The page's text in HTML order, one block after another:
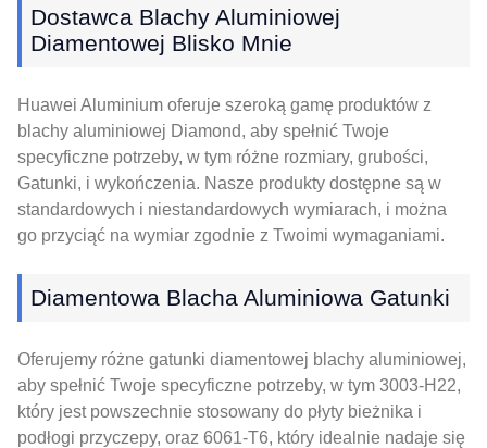
Dostawca Blachy Aluminiowej
Diamentowej Blisko Mnie
Huawei Aluminium oferuje szeroką gamę produktów z
blachy aluminiowej Diamond, aby spełnić Twoje
specyficzne potrzeby, w tym różne rozmiary, grubości,
Gatunki, i wykończenia. Nasze produkty dostępne są w
standardowych i niestandardowych wymiarach, i można
go przyciąć na wymiar zgodnie z Twoimi wymaganiami.
Diamentowa Blacha Aluminiowa Gatunki
Oferujemy różne gatunki diamentowej blachy aluminiowej,
aby spełnić Twoje specyficzne potrzeby, w tym 3003-H22,
który jest powszechnie stosowany do płyty bieżnika i
podłogi przyczepy, oraz 6061-T6, który idealnie nadaje się